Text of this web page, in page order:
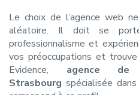
Le choix de l’agence web
aléatoire. Il doit se
professionnalisme et
vos préoccupations et
Evidence, agence
Strasbourg spécialisée